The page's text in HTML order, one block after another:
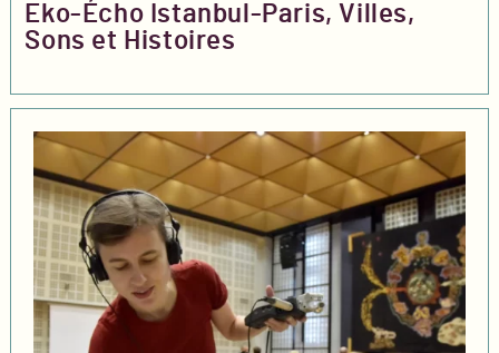
Eko-Écho Istanbul-Paris, Villes,
Sons et Histoires